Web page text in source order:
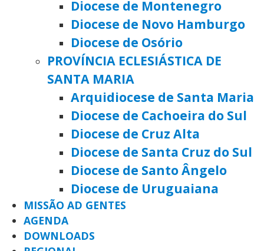
Diocese de Montenegro
Diocese de Novo Hamburgo
Diocese de Osório
PROVÍNCIA ECLESIÁSTICA DE
SANTA MARIA
Arquidiocese de Santa Maria
Diocese de Cachoeira do Sul
Diocese de Cruz Alta
Diocese de Santa Cruz do Sul
Diocese de Santo Ângelo
Diocese de Uruguaiana
MISSÃO AD GENTES
AGENDA
DOWNLOADS